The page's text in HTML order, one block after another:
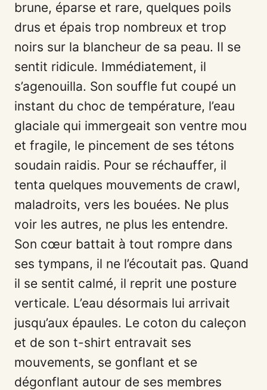
brune, éparse et rare, quelques poils
drus et épais trop nombreux et trop
noirs sur la blancheur de sa peau. Il se
sentit ridicule. Immédiatement, il
s’agenouilla. Son souffle fut coupé un
instant du choc de température, l’eau
glaciale qui immergeait son ventre mou
et fragile, le pincement de ses tétons
soudain raidis. Pour se réchauffer, il
tenta quelques mouvements de crawl,
maladroits, vers les bouées. Ne plus
voir les autres, ne plus les entendre.
Son cœur battait à tout rompre dans
ses tympans, il ne l’écoutait pas. Quand
il se sentit calmé, il reprit une posture
verticale. L’eau désormais lui arrivait
jusqu’aux épaules. Le coton du caleçon
et de son t-shirt entravait ses
mouvements, se gonflant et se
dégonflant autour de ses membres